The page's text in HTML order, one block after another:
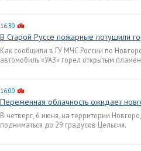
16:30
В Старой Руссе пожарные потушили
Как сообщили в ГУ МЧС России по
автомобиль «УАЗ» горел открытым
16:00
Переменная облачность ожидает
В четверг, 6 июня, на территории
подниматься до 29 градусов Цельсия.